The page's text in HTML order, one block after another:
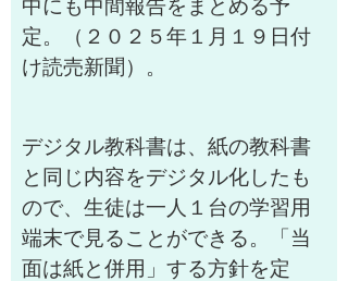
中にも中間報告をまとめる予
定。（２０２５年１月１９日付
け読売新聞）。
デジタル教科書は、紙の教科書
と同じ内容をデジタル化したも
ので、生徒は一人１台の学習用
端末で見ることができる。「当
面は紙と併用」する方針を定